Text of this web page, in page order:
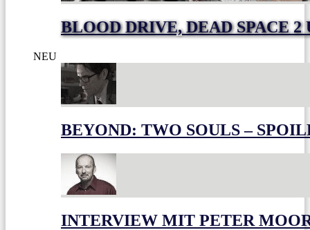
BLOOD DRIVE, DEAD SPACE 2
NEU
BEYOND: TWO SOULS –
INTERVIEW MIT PETER